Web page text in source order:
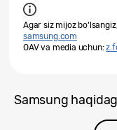
Agar siz mijoz
samsung.com
OAV va media uchun:
Samsung